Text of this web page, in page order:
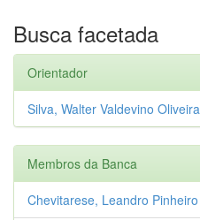
Busca facetada
Orientador
Silva, Walter Valdevino Oliveira
Membros da Banca
Chevitarese, Leandro Pinheiro